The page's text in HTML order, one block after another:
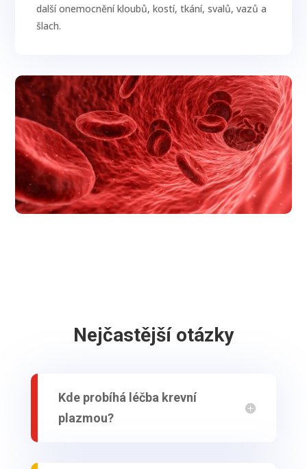
další onemocnění kloubů, kostí, tkání, svalů, vazů a
šlach.
Nejčastější otázky
Kde probíhá léčba krevní
plazmou?